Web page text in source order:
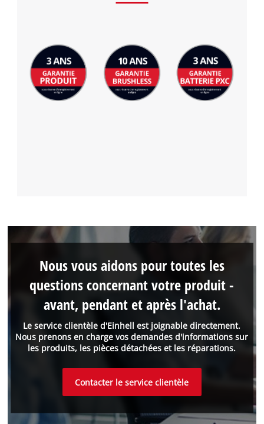
Le service clientèle d'Einhell est joignable directement.
Nous prenons en charge vos demandes d'informations sur
les produits, les pièces détachées et les réparations.
Nous vous aidons pour toutes les
questions concernant votre produit -
avant, pendant et après l'achat.
Contacter le service clientèle